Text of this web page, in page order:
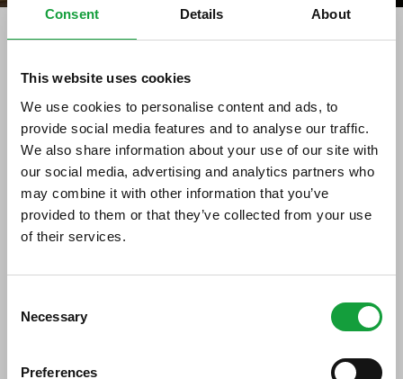
Consent Details About
This website uses cookies
We use cookies to personalise content and ads, to
provide social media features and to analyse our traffic.
We also share information about your use of our site with
our social media, advertising and analytics partners who
may combine it with other information that you’ve
provided to them or that they’ve collected from your use
of their services.
Selection
Necessary
Preferences
tag directory > covid e ristorazione
covid e ristorazione
covid e ristorazione
ISCRIVITI ALLA NEWSLETTER
Resta aggiornato su tutte le ultime novita nel campo